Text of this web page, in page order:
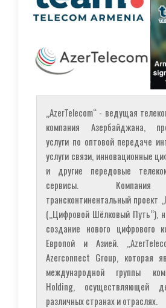
„AzerTelecom“ - ведущая
компания Азербайджана,
услуги по оптовой передаче
услуги связи, инновационные
и другие передовые
сервисы. Компания
трансконтинентальный проект
(„Цифровой Шёлковый Путь“),
создание нового цифрового
Европой и Азией.
Azerconnect Group, которая
международной группы
Holding, осуществляющей
различных странах и отраслях.